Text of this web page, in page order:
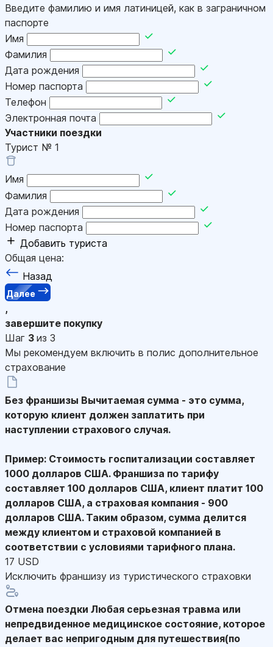
Введите фамилию и имя латиницей, как в заграничном
паспорте
Имя
Фамилия
Дата рождения
Номер паспорта
Телефон
Электронная почта
Участники поездки
Турист № 1
Имя
Фамилия
Дата рождения
Номер паспорта
Добавить туриста
Общая цена:
Назад
Далее
,
завершите покупку
Шаг 3 из 3
Мы рекомендуем включить в полис дополнительное
страхование
Без франшизы Вычитаемая сумма - это сумма,
которую клиент должен заплатить при
наступлении страхового случая.
Пример: Стоимость госпитализации составляет
1000 долларов США. Франшиза по тарифу
составляет 100 долларов США, клиент платит 100
долларов США, а страховая компания - 900
долларов США. Таким образом, сумма делится
между клиентом и страховой компанией в
соответствии с условиями тарифного плана.
17 USD
Исключить франшизу из туристического страховки
Отмена поездки Любая серьезная травма или
непредвиденное медицинское состояние, которое
делает вас непригодным для путешествия(по